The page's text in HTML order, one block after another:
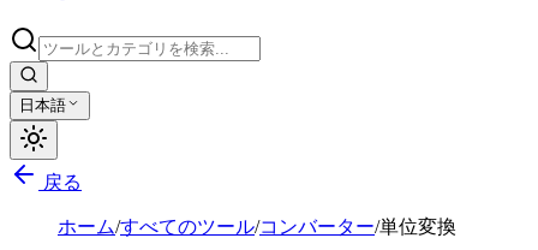
日本語
戻る
ホーム/すべてのツール/コンバーター/単位変換